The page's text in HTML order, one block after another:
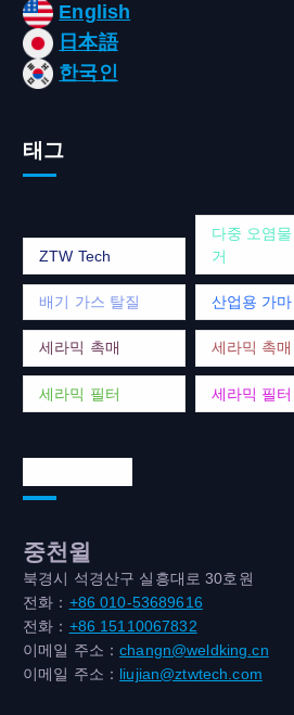
English
日本語
한국인
태그
ZTW Tech
다중 오염
거
배기 가스 탈질 산업용 가마
세라믹 촉매 세라믹 촉
세라믹 필터 세라믹 필
중천윌
북경시 석경산구 실흥대로 30호원
전화： +86 010-53689616
전화： +86 15110067832
이메일 주소：changn@weldking.cn
이메일 주소： liujian@ztwtech.com